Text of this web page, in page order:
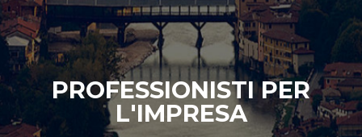
PROFESSIONISTI PER
L'IMPRESA